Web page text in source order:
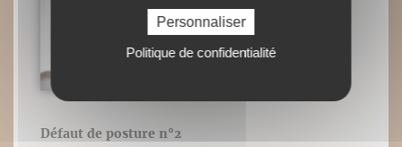
Défaut de posture n°2
Personnaliser
Politique de confidentialité